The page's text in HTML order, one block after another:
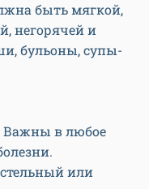
быть мягкой,
негорячей и
бульоны, супы-
Важны в любое
или